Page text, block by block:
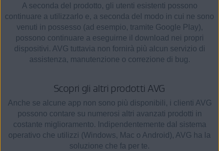
A seconda del prodotto, gli utenti esistenti possono
continuare a utilizzarlo e, a seconda del modo in cui ne sono
venuti in possesso (ad esempio, tramite Google Play),
possono continuare a eseguirne il download nei propri
dispositivi. AVG tuttavia non fornirà più alcun servizio di
assistenza, manutenzione o correzione di bug.
Scopri gli altri prodotti AVG
Anche se alcune app non sono più disponibili, i clienti AVG
possono contare su numerosi altri avanzati prodotti in
costante miglioramento. Indipendentemente dal sistema
operativo che utilizzi (Windows, Mac o Android), AVG ha la
soluzione che fa per te.